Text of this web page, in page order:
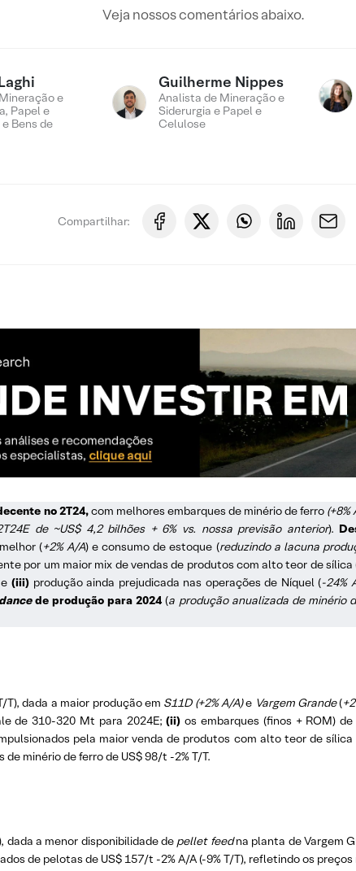
Veja nossos comentários abaixo.
e
Papel e
Bens de
Guilherme Nippes
Analista de Mineração e
Siderurgia e Papel e
Celulose
Compartilhar:
no 2T24,com melhores embarques de minério de ferro (+8%
de ~US$ 4,2 bilhões + 6% vs. nossa previsão anterior).
(+2% A/A) e consumo de estoque (reduzindo a lacuna
por um maior mix de vendas de produtos com alto teor de sílica
e(iii) produção ainda prejudicada nas operações de Níquel (-24%
de produção para 2024 (a produção anualizada de minério
T), dada a maior produção em S11D (+2% A/A)e Vargem Grande(
de 310-320 Mt para 2024E;(ii) os embarques (finos + ROM)
pela maior venda de produtos com alto teor de
minério de ferro de US$ 98/t -2% T/T.
dada a menor disponibilidade de pellet feedna planta de Vargem
de pelotas de US$ 157/t -2% A/A (-9% T/T), refletindo os